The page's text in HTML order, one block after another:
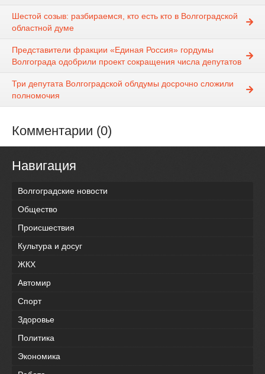
Шестой созыв: разбираемся, кто есть кто в Волгоградской
областной думе
Представители фракции «Единая Россия» гордумы
Волгограда одобрили проект сокращения числа депутатов
Три депутата Волгоградской облдумы досрочно сложили
полномочия
Комментарии (0)
Навигация
Волгоградские новости
Общество
Происшествия
Культура и досуг
ЖКХ
Автомир
Спорт
Здоровье
Политика
Экономика